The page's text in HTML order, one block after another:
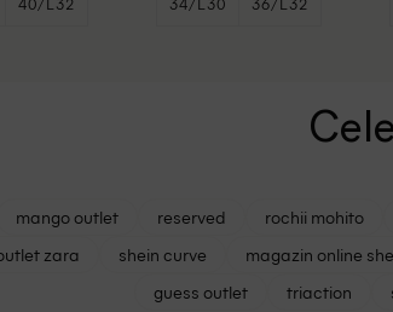
mango outlet reserved rochii mohito
zara shein curve magazin online
guess outlet
triaction